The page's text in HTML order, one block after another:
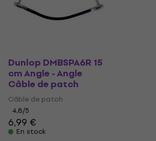
Dunlop DMBSPA6R 15
cm Angle - Angle
Câble de patch
Câble de patch
4,8/5
6,99 €
En stock